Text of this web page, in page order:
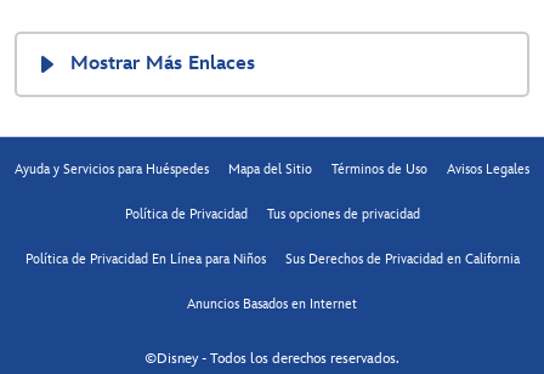
Mostrar Más Enlaces
Ayuda y Servicios para Huéspedes Mapa del Sitio Términos de Uso Avisos Legales
Política de Privacidad Tus opciones de privacidad
Política de Privacidad En Línea para Niños Sus Derechos de Privacidad en California
Anuncios Basados en Internet
©Disney - Todos los derechos reservados.